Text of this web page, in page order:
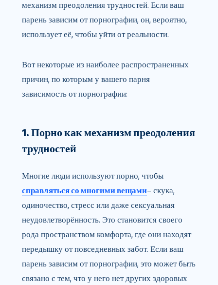
механизм преодоления трудностей. Если ваш
парень зависим от порнографии, он, вероятно,
использует её, чтобы уйти от реальности.
Вот некоторые из наиболее распространенных
причин, по которым у вашего парня
зависимость от порнографии:
1. Порно как механизм преодоления
трудностей
Многие люди используют порно, чтобы
справляться со многими вещами– скука,
одиночество, стресс или даже сексуальная
неудовлетворённость. Это становится своего
рода пространством комфорта, где они находят
передышку от повседневных забот. Если ваш
парень зависим от порнографии, это может быть
связано с тем, что у него нет других здоровых